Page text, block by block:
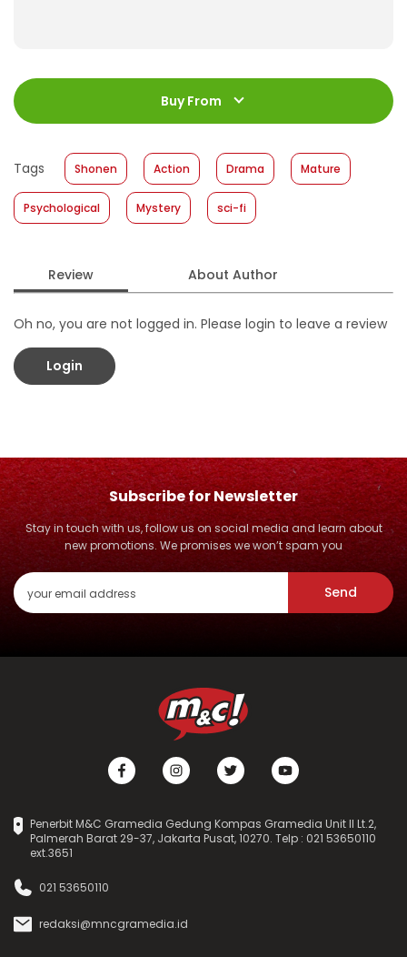
ISBN :
978-602-428-422-0
184 halaman
Size
:
11,4 x 16,8
Published Date
:
07 June 2017
Format
: Hardcover
Buy From
Tags Shonen Action Drama Mature
Psychological Mystery sci-fi
Review About Author
Oh no, you are not logged in. Please login to leave a review
Login
Subscribe for Newsletter
Stay in touch with us, follow us on social media and learn about
new promotions. We promises we won’t spam you
Send
Penerbit M&C Gramedia Gedung Kompas Gramedia Unit II Lt.2,
Palmerah Barat 29-37, Jakarta Pusat, 10270. Telp : 021 53650110
ext.3651
021 53650110
redaksi@mncgramedia.id